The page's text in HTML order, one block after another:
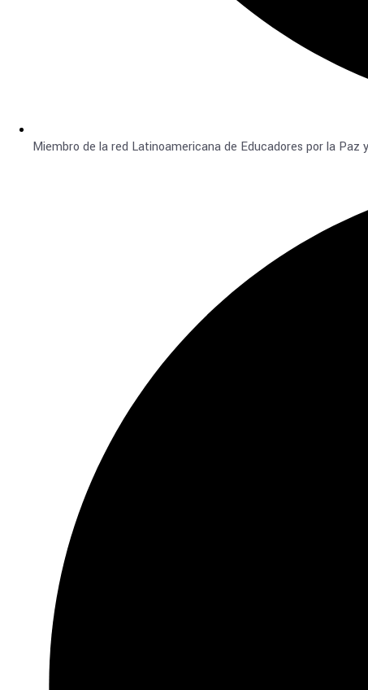
Miembro de la red Latinoamericana de Educadores por la Paz